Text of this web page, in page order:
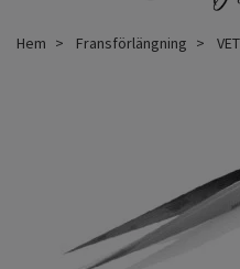
Hem Fransförlängning